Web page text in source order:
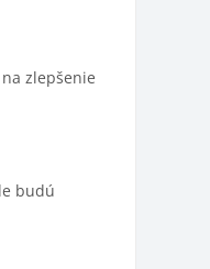
zlepšenie
budú